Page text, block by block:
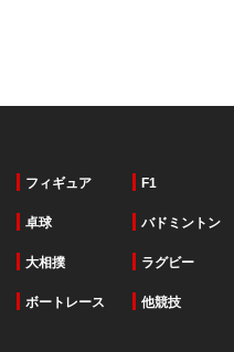
フィギュア F1
卓球 バドミントン
大相撲 ラグビー
ボートレース 他競技